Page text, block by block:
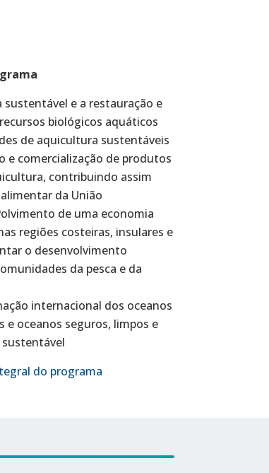
sustentável e a restauração e
biológicos aquáticos
de aquicultura sustentáveis
e comercialização de produtos
contribuindo assim
da União
de uma economia
regiões costeiras, insulares e
o desenvolvimento
da pesca e da
internacional dos oceanos
e oceanos seguros, limpos e
do programa